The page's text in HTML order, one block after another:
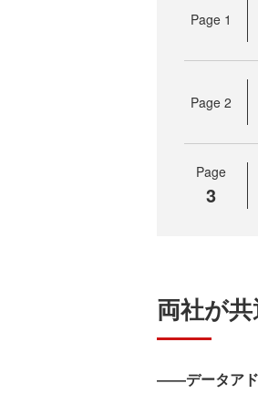
Page 1
Page 2
Page
3
両社が
――データアド